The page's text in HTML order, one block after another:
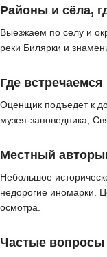
Районы и сёла,
Выезжаем по селу и
реки Билярки и
Где встречаемся
Оценщик подъедет к
музея-заповедника,
Местный
Небольшое
недорогие иномарки.
осмотра.
Частые вопросы